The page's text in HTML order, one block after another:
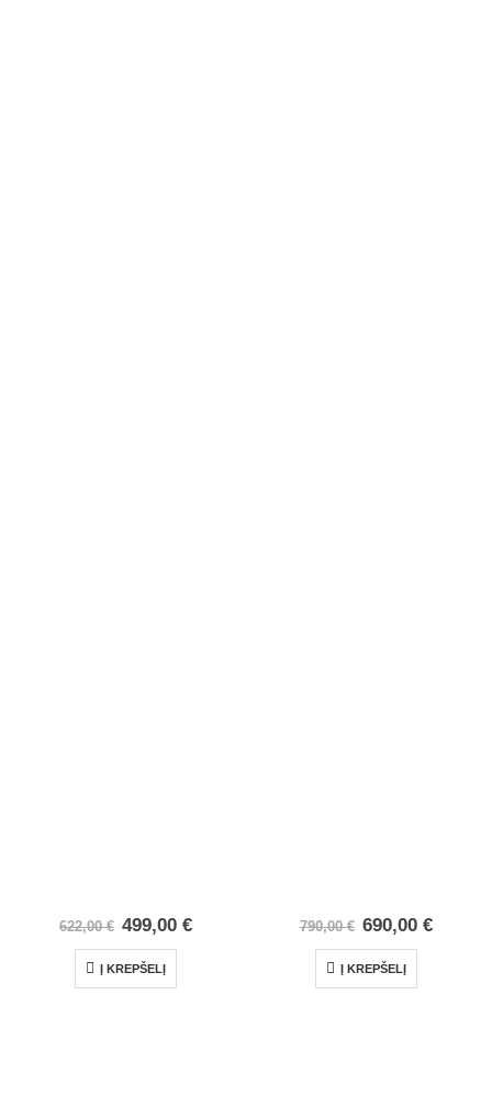
622,00€ 499,00€
Į KREPŠELĮ
790,00€ 690,00€
Į KREPŠELĮ